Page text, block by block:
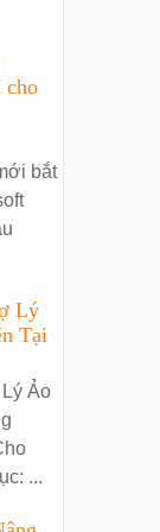
bắt
Lý
Tại
Ảo
...